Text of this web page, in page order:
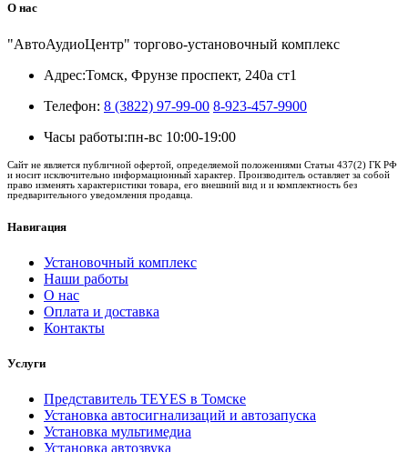
О нас
"АвтоАудиоЦентр" торгово-установочный комплекс
Адрес:Томск, Фрунзе проспект, 240а ст1
Телефон: 8 (3822) 97-99-00 8-923-457-9900
Часы работы:пн-вс 10:00-19:00
Сайт не является публичной офертой, определяемой положениями Статьи 437(2) ГК РФ
и носит исключительно информационный характер. Производитель оставляет за собой
право изменять характеристики товара, его внешний вид и и комплектность без
предварительного уведомления продавца.
Навигация
Установочный комплекс
Наши работы
О нас
Оплата и доставка
Контакты
Услуги
Представитель TEYES в Томске
Установка автосигнализаций и автозапуска
Установка мультимедиа
Установка автозвука